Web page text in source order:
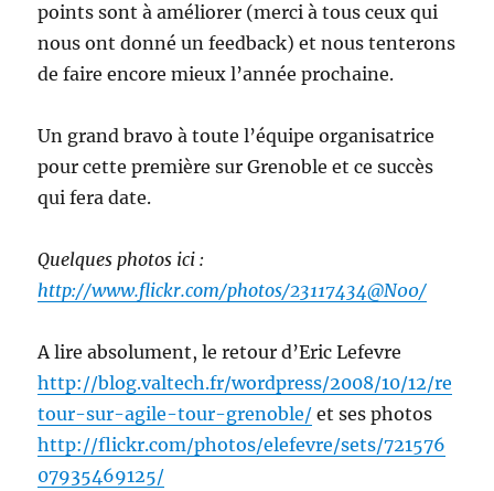
points sont à améliorer (merci à tous ceux qui
nous ont donné un feedback) et nous tenterons
de faire encore mieux l’année prochaine.
Un grand bravo à toute l’équipe organisatrice
pour cette première sur Grenoble et ce succès
qui fera date.
Quelques photos ici :
http://www.flickr.com/photos/23117434@N00/
A lire absolument, le retour d’Eric Lefevre
http://blog.valtech.fr/wordpress/2008/10/12/re
tour-sur-agile-tour-grenoble/ et ses photos
http://flickr.com/photos/elefevre/sets/721576
07935469125/